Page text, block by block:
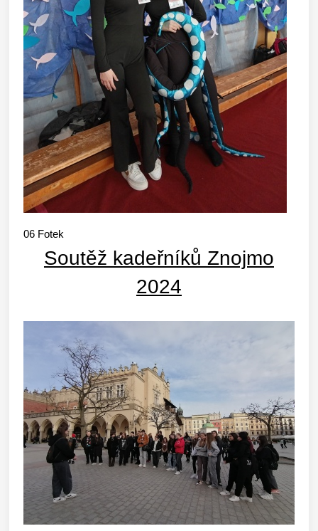
06 Fotek
Soutěž kadeřníků Znojmo
2024